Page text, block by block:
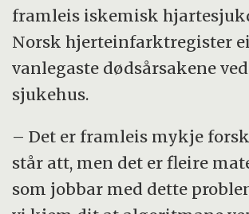
framleis iskemisk
Norsk hjerteinfarktregister
vanlegaste dødsårsakene
sjukehus.
– Det er framleis mykje
står att, men det er fleire
som jobbar med dette